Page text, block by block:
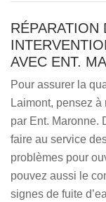
RÉPARATION
AVEC ENT.
Pour assurer la
Laimont, pensez
par Ent. Maronne.
faire au service
problèmes pour
pouvez aussi le
signes de fuite